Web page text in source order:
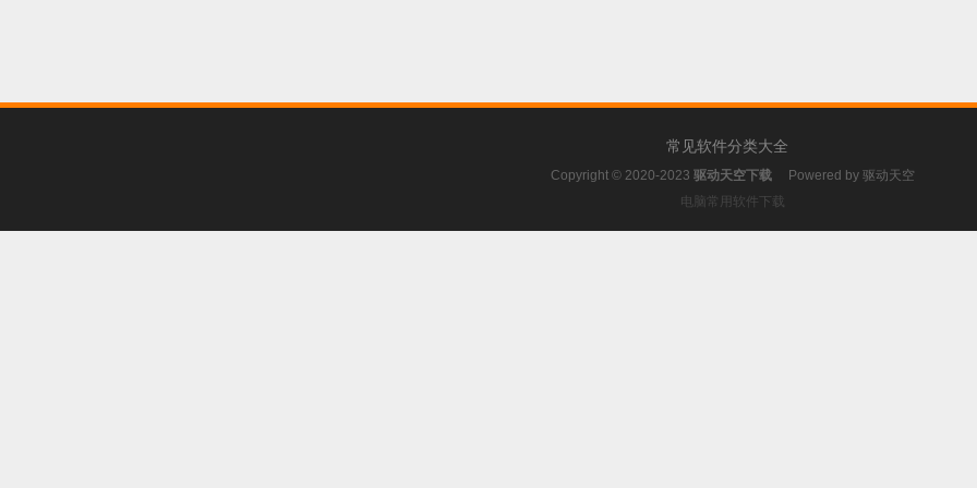
常见软件分类大全
Copyright © 2020-2023 驱动天空下载 Powered by 驱动天空
电脑常用软件下载